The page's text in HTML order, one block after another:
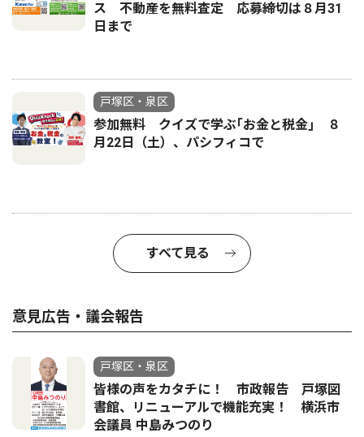
ス 不動産を無料査定 応募締切は８月31
日まで
戸塚区・泉区
参加無料 クイズで学ぶ｢お金と税金｣ ８
月22日（土）、パシフィコで
すべて見る
意見広告・議会報告
戸塚区・泉区
皆様の声をカタチに！ 市政報告 戸塚図
書館、リニューアルで機能充実！ 横浜市
会議員 中島みつのり